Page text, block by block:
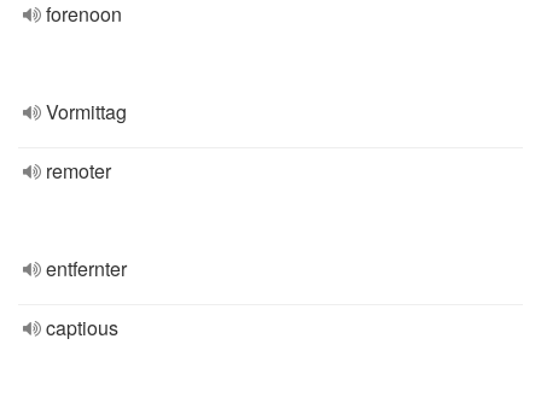
forenoon
Vormittag
remoter
entfernter
captious